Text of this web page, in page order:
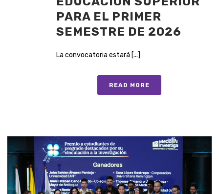
PARA EL PRIMER
SEMESTRE DE 2026
La convocatoria estará [...]
READ MORE